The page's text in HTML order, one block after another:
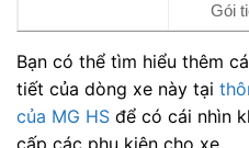
Gói
Bạn có thể tìm hiểu thêm
tiết của dòng xe này tại
của MG HS để có cái nhìn